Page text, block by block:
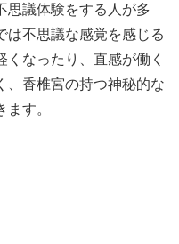
思議体験をする人が多
は不思議な感覚を感じる
なったり、直感が働く
、香椎宮の持つ神秘的な
す。